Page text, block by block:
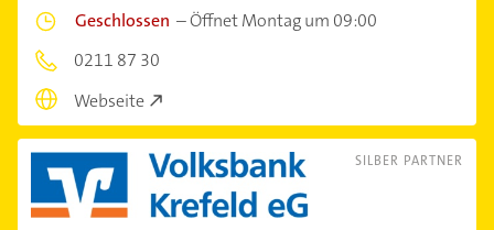
Geschlossen –Öffnet Montag um 09:00
0211 87 30
Webseite
SILBER PARTNER